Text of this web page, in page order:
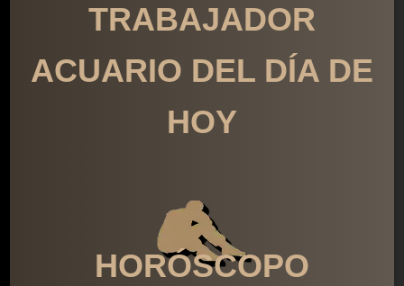
TRABAJADOR
ACUARIO DEL DÍA DE
HOY
HORÓSCOPO